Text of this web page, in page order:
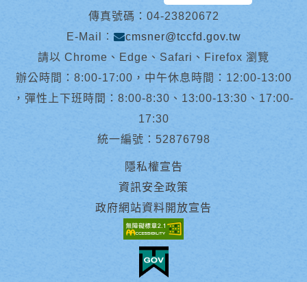
傳真號碼：04-23820672
E-Mail︰
cmsner@tccfd.gov.tw
請以 Chrome、Edge、Safari、Firefox 瀏覽
辦公時間：8:00-17:00，中午休息時間：12:00-13:00
，彈性上下班時間：8:00-8:30、13:00-13:30、17:00-
17:30
統一編號：52876798
隱私權宣告
資訊安全政策
政府網站資料開放宣告